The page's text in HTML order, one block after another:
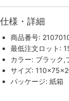
仕様・詳細
商品番号:
最低注文ロット:
カラー: ブラック,
サイズ:
パッケージ: 紙箱